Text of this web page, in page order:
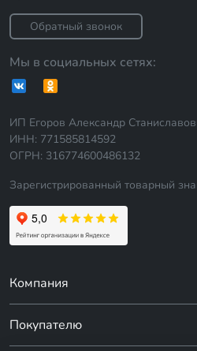
Обратный звонок
Мы в социальных сетях:
ИП Егоров Александр
ИНН: 771585814592
ОГРН: 316774600486132
Зарегистрированный товарный
Компания
Покупателю